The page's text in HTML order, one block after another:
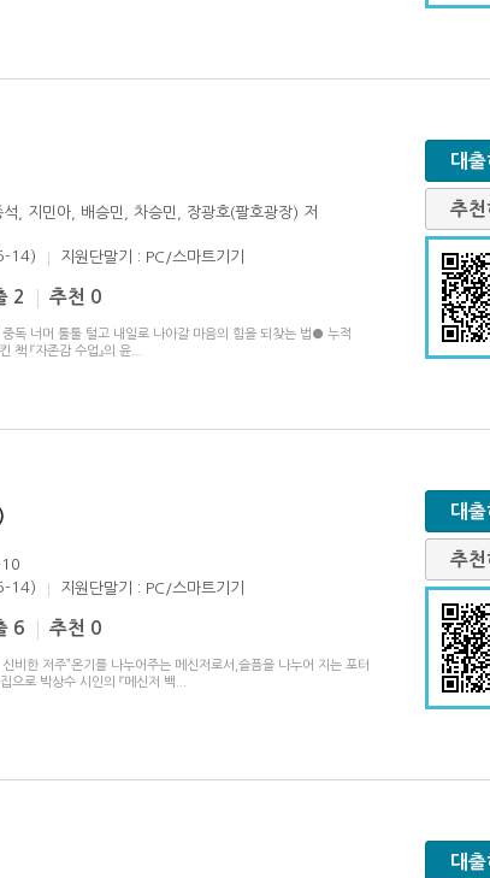
, 지민아, 배승민, 차승민, 장광호(팔호광장) 저
14)
지원단말기 : PC/스마트기기
2 추천 0
독 너머 툴툴 털고 내일로 나아갈 마음의 힘을 되찾는 법● 누적
책 『자존감 수업』의 윤
대출
추천
14)
지원단말기 : PC/스마트기기
6 추천 0
비한 저주”온기를 나누어주는 메신저로서,슬픔을 나누어 지는 포터
로 박상수 시인의 『메신저 백
대출
추천
대출